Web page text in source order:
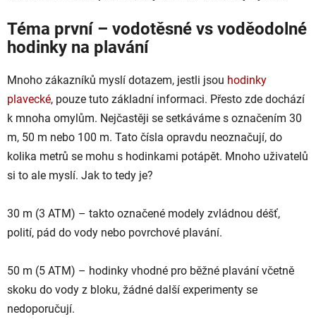
Téma první – vodotěsné vs voděodolné
hodinky na plavání
Mnoho zákazníků myslí dotazem, jestli jsou hodinky
plavecké, pouze tuto základní informaci. Přesto zde dochází
k mnoha omylům. Nejčastěji se setkáváme s označením 30
m, 50 m nebo 100 m. Tato čísla opravdu neoznačují, do
kolika metrů se mohu s hodinkami potápět. Mnoho uživatelů
si to ale myslí. Jak to tedy je?
30 m (3 ATM) – takto označené modely zvládnou déšť,
polití, pád do vody nebo povrchové plavání.
50 m (5 ATM) – hodinky vhodné pro běžné plavání včetně
skoku do vody z bloku, žádné další experimenty se
nedoporučují.